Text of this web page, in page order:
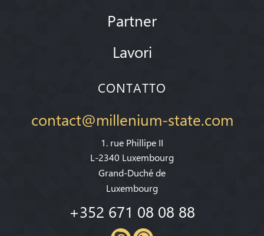
Partner
Lavori
CONTATTO
contact@millenium-state.com
1. rue Phillipe II
L-2340 Luxembourg
Grand-Duché de
Luxembourg
+352 671 08 08 88